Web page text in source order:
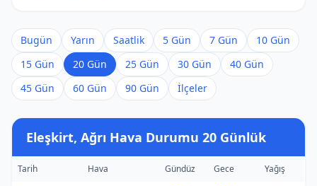
Bugün Yarın Saatlik 5 Gün 7 Gün
10 Gün
15 Gün
20 Gün 25 Gün 30 Gün
40 Gün
45 Gün
60 Gün 90 Gün İlçeler
Eleşkirt, Ağrı Hava Durumu 20 Günlük
Tarih Hava Gündüz Gece Yağış